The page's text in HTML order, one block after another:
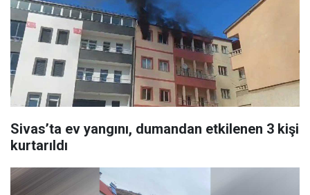
Sivas’ta ev yangını, dumandan etkilenen 3 kişi
kurtarıldı